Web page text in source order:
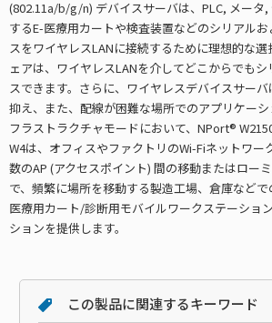
(802.11a/b/g/n) デバイスサーバは、PLC, メータ
するE-医療用カートや検査装置などのシリアル
スをワイヤレスLANに接続するために理想的な
ェアは、ワイヤレスLANを介してどこからでも
スできます。さらに、ワイヤレスデバイスサー
抑え、また、配線が困難な場所でのアプリケー
フラストラクチャモードにおいて、NPort®
W4は、オフィスやファクトリのWi-Fiネットワー
数のAP (アクセスポイント) 間の移動またはロー
で、頻繁に場所を移動する製造工場、倉庫など
医療用カート/診断用モバイルワークステーショ
ションを提供します。
この製品に関連するキーワード